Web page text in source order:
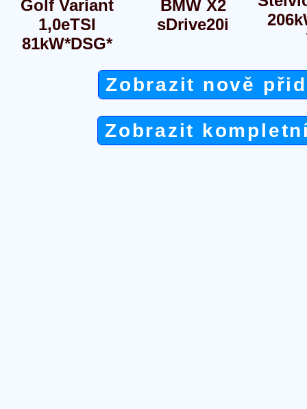
Golf Variant
1,0eTSI
81kW*DSG*
BMW X2
sDrive20i
Zobrazit nově
Zobrazit